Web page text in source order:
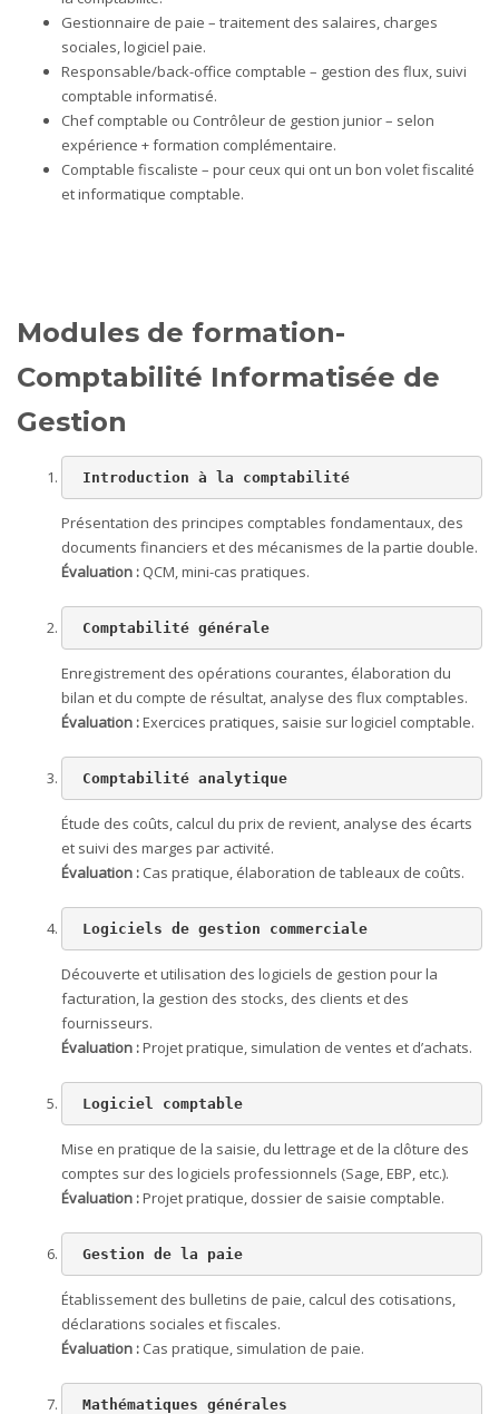
Gestionnaire de paie – traitement des salaires, charges
sociales, logiciel paie.
Responsable/back-office comptable – gestion des flux, suivi
comptable informatisé.
Chef comptable ou Contrôleur de gestion junior – selon
expérience + formation complémentaire.
Comptable fiscaliste – pour ceux qui ont un bon volet fiscalité
et informatique comptable.
Modules de formation-
Comptabilité Informatisée de
Gestion
Introduction à la comptabilité
Présentation des principes comptables fondamentaux, des
documents financiers et des mécanismes de la partie double.
Évaluation : QCM, mini-cas pratiques.
Comptabilité générale
Enregistrement des opérations courantes, élaboration du
bilan et du compte de résultat, analyse des flux comptables.
Évaluation :Exercices pratiques, saisie sur logiciel comptable.
Comptabilité analytique
Étude des coûts, calcul du prix de revient, analyse des écarts
et suivi des marges par activité.
Évaluation : Cas pratique, élaboration de tableaux de coûts.
Logiciels de gestion commerciale
Découverte et utilisation des logiciels de gestion pour la
facturation, la gestion des stocks, des clients et des
fournisseurs.
Évaluation :Projet pratique, simulation de ventes et d’achats.
Logiciel comptable
Mise en pratique de la saisie, du lettrage et de la clôture des
comptes sur des logiciels professionnels (Sage, EBP, etc.).
Évaluation :Projet pratique, dossier de saisie comptable.
Gestion de la paie
Établissement des bulletins de paie, calcul des cotisations,
déclarations sociales et fiscales.
Évaluation : Cas pratique, simulation de paie.
Mathématiques générales